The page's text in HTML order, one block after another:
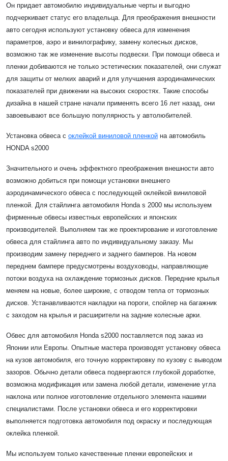
Он придает автомобилю индивидуальные черты и выгодно
подчеркивает статус его владельца. Для преображения внешности
авто сегодня используют установку обвеса для изменения
параметров, аэро и винилографику, замену колесных дисков,
возможно так же изменение высоты подвески. При помощи обвеса и
пленки добиваются не только эстетических показателей, они служат
для защиты от мелких аварий и для улучшения аэродинамических
показателей при движении на высоких скоростях. Такие способы
дизайна в нашей стране начали применять всего 16 лет назад, они
завоевывают все большую популярность у автолюбителей.
Установка обвеса с оклейкой виниловой пленкой на автомобиль
HONDA s2000
Значительного и очень эффектного преображения внешности авто
возможно добиться при помощи установки внешнего
аэродинамического обвеса с последующей оклейкой виниловой
пленкой. Для стайлинга автомобиля Honda s 2000 мы используем
фирменные обвесы известных европейских и японских
производителей. Выполняем так же проектирование и изготовление
обвеса для стайлинга авто по индивидуальному заказу. Мы
производим замену переднего и заднего бамперов. На новом
переднем бампере предусмотрены воздуховоды, направляющие
потоки воздуха на охлаждение тормозных дисков. Передние крылья
меняем на новые, более широкие, с отводом тепла от тормозных
дисков. Устанавливаются накладки на пороги, спойлер на багажник
с заходом на крылья и расширители на задние колесные арки.
Обвес для автомобиля Honda s2000 поставляется под заказ из
Японии или Европы. Опытные мастера производят установку обвеса
на кузов автомобиля, его точную корректировку по кузову с выводом
зазоров. Обычно детали обвеса подвергаются глубокой доработке,
возможна модификация или замена любой детали, изменение угла
наклона или полное изготовление отдельного элемента нашими
специалистами. После установки обвеса и его корректировки
выполняется подготовка автомобиля под окраску и последующая
оклейка пленкой.
Мы используем только качественные пленки европейских и